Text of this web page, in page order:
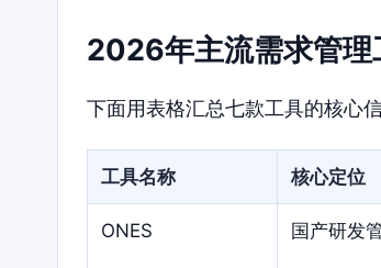
2026年主流需求管理
下面用表格汇总七款工具的核心
工具名称 核心定位
ONES 国产研发